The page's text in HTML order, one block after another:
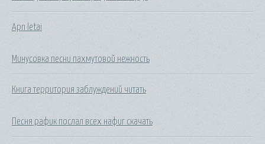
Apn letai
Минусовка песни пахмутовой нежность
Книга территория заблуждений читать
Песня рафик послал всех нафиг скачать